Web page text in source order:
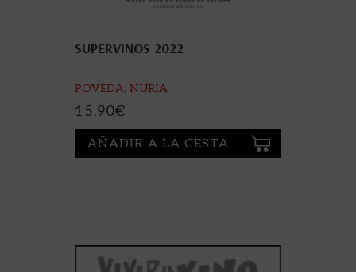
SUPERVINOS 2022
POVEDA, NURIA
15,90€
AÑADIR A LA CESTA